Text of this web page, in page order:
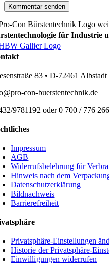
für Industrie
83 • D-72461 Albstadt
con-buerstentechnik.de
9781192 oder 0 700 / 776
Impressum
AGB
Widerrufsbelehrung für
Hinweis nach dem
Datenschutzerklärung
Bildnachweis
Barrierefreiheit
Privatsphäre-Einstellungen
Historie der Privatsphäre-
Einwilligungen widerrufen